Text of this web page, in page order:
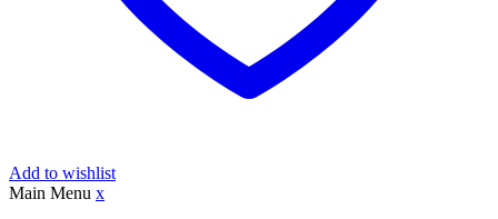
Add to wishlist
Main Menu x